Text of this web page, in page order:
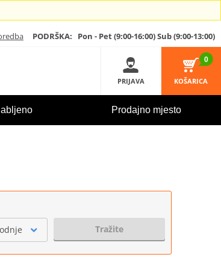
PODRŠKA: Pon - Pet (9:00-16:00)Sub (9:00-13:00)
PRIJAVA
0
KOŠARICA
Prodajno mjesto
Tražite